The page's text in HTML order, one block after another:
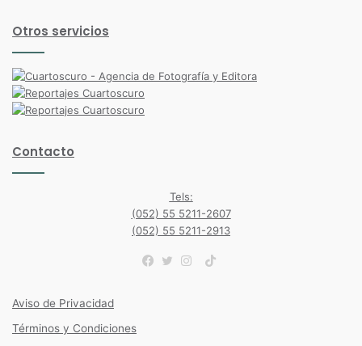
Otros servicios
Contacto
Tels:
(052) 55 5211-2607
(052) 55 5211-2913
TikTok
Aviso de Privacidad
Términos y Condiciones